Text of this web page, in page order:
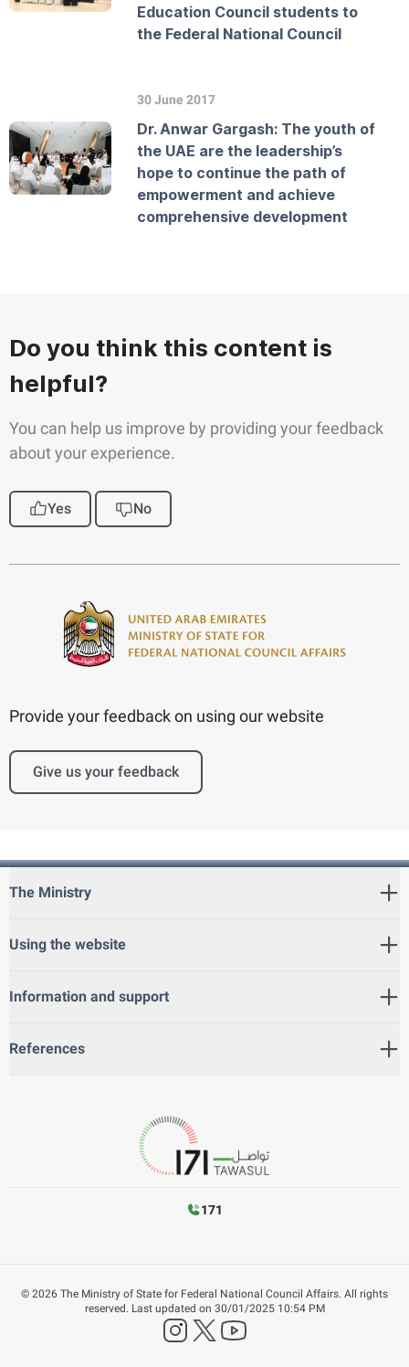
Education Council students to
the Federal National Council
30 June 2017
Dr. Anwar Gargash: The youth of
the UAE are the leadership’s
hope to continue the path of
empowerment and achieve
comprehensive development
Do you think this content is
helpful?
You can help us improve by providing your feedback
about your experience.
Yes No
Provide your feedback on using our website
Give us your feedback
The Ministry
Using the website
Information and support
References
171
© 2026 The Ministry of State for Federal National Council Affairs. All rights
reserved. Last updated on 30/01/2025 10:54 PM
instagram
twitter